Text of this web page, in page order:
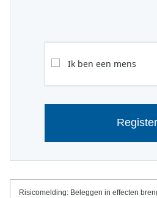
Ik ben een mens
Register
Risicomelding: Beleggen in effecten